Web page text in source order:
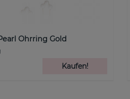
Ohrring Gold
Kaufen!